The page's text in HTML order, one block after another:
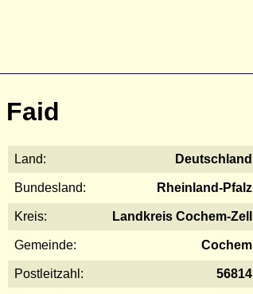
Faid
Land: Deutschland
Bundesland: Rheinland-Pfalz
Kreis: Landkreis Cochem-Zell
Gemeinde: Cochem
Postleitzahl: 56814